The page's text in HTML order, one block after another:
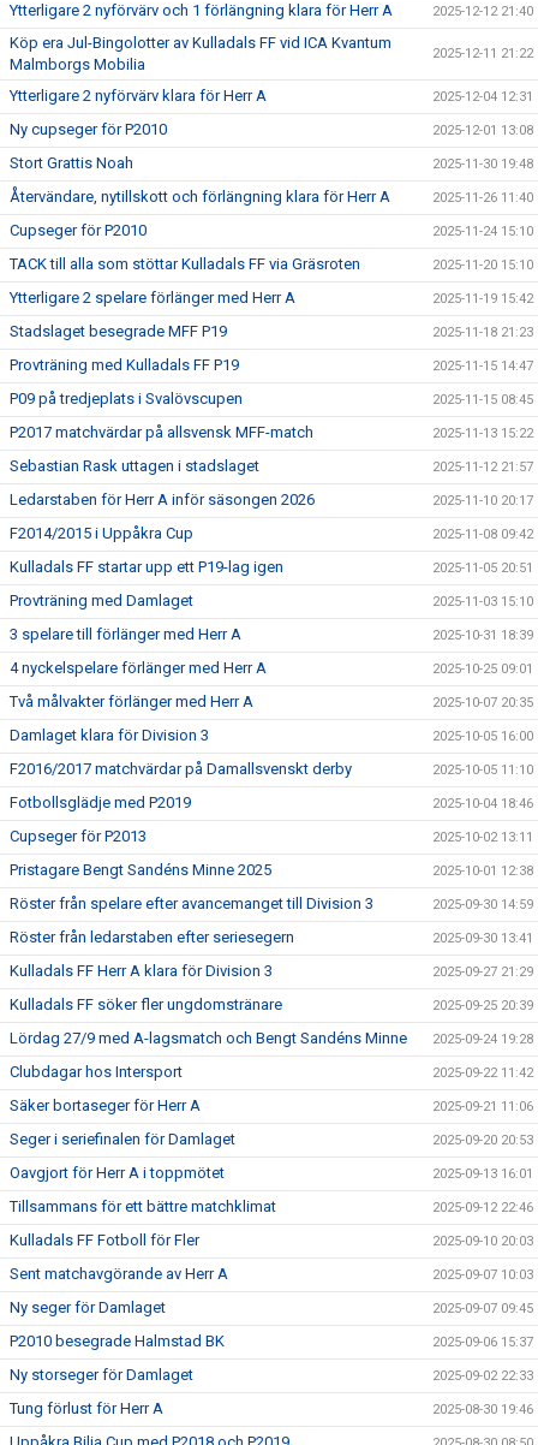
Ytterligare 2 nyförvärv och 1 förlängning klara för Herr A 2025-12-12 21:40
Köp era Jul-Bingolotter av Kulladals FF vid ICA Kvantum
Malmborgs Mobilia
2025-12-11 21:22
Ytterligare 2 nyförvärv klara för Herr A 2025-12-04 12:31
Ny cupseger för P2010 2025-12-01 13:08
Stort Grattis Noah 2025-11-30 19:48
Återvändare, nytillskott och förlängning klara för Herr A 2025-11-26 11:40
Cupseger för P2010 2025-11-24 15:10
TACK till alla som stöttar Kulladals FF via Gräsroten 2025-11-20 15:10
Ytterligare 2 spelare förlänger med Herr A 2025-11-19 15:42
Stadslaget besegrade MFF P19 2025-11-18 21:23
Provträning med Kulladals FF P19 2025-11-15 14:47
P09 på tredjeplats i Svalövscupen 2025-11-15 08:45
P2017 matchvärdar på allsvensk MFF-match 2025-11-13 15:22
Sebastian Rask uttagen i stadslaget 2025-11-12 21:57
Ledarstaben för Herr A inför säsongen 2026 2025-11-10 20:17
F2014/2015 i Uppåkra Cup 2025-11-08 09:42
Kulladals FF startar upp ett P19-lag igen 2025-11-05 20:51
Provträning med Damlaget 2025-11-03 15:10
3 spelare till förlänger med Herr A 2025-10-31 18:39
4 nyckelspelare förlänger med Herr A 2025-10-25 09:01
Två målvakter förlänger med Herr A 2025-10-07 20:35
Damlaget klara för Division 3 2025-10-05 16:00
F2016/2017 matchvärdar på Damallsvenskt derby 2025-10-05 11:10
Fotbollsglädje med P2019 2025-10-04 18:46
Cupseger för P2013 2025-10-02 13:11
Pristagare Bengt Sandéns Minne 2025 2025-10-01 12:38
Röster från spelare efter avancemanget till Division 3 2025-09-30 14:59
Röster från ledarstaben efter seriesegern 2025-09-30 13:41
Kulladals FF Herr A klara för Division 3 2025-09-27 21:29
Kulladals FF söker fler ungdomstränare 2025-09-25 20:39
Lördag 27/9 med A-lagsmatch och Bengt Sandéns Minne 2025-09-24 19:28
Clubdagar hos Intersport 2025-09-22 11:42
Säker bortaseger för Herr A 2025-09-21 11:06
Seger i seriefinalen för Damlaget 2025-09-20 20:53
Oavgjort för Herr A i toppmötet 2025-09-13 16:01
Tillsammans för ett bättre matchklimat 2025-09-12 22:46
Kulladals FF Fotboll för Fler 2025-09-10 20:03
Sent matchavgörande av Herr A 2025-09-07 10:03
Ny seger för Damlaget 2025-09-07 09:45
P2010 besegrade Halmstad BK 2025-09-06 15:37
Ny storseger för Damlaget 2025-09-02 22:33
Tung förlust för Herr A 2025-08-30 19:46